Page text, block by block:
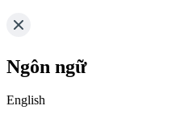
Ngôn ngữ
English